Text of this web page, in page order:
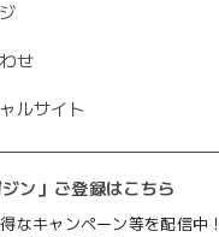
せ
ルサイト
ジン」ご登録はこちら
なキャンペーン等を配信中！